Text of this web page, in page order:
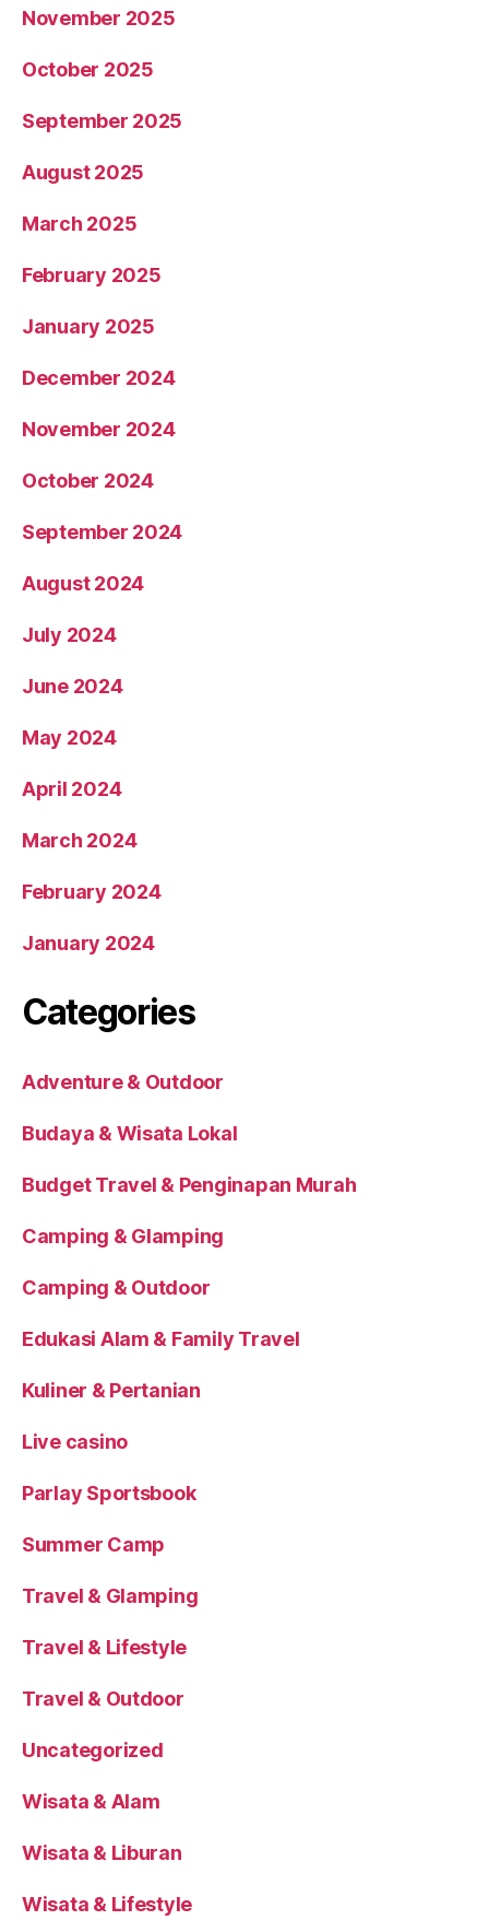
November 2025
October 2025
September 2025
August 2025
March 2025
February 2025
January 2025
December 2024
November 2024
October 2024
September 2024
August 2024
July 2024
June 2024
May 2024
April 2024
March 2024
February 2024
January 2024
Categories
Adventure & Outdoor
Budaya & Wisata Lokal
Budget Travel & Penginapan Murah
Camping & Glamping
Camping & Outdoor
Edukasi Alam & Family Travel
Kuliner & Pertanian
Live casino
Parlay Sportsbook
Summer Camp
Travel & Glamping
Travel & Lifestyle
Travel & Outdoor
Uncategorized
Wisata & Alam
Wisata & Liburan
Wisata & Lifestyle